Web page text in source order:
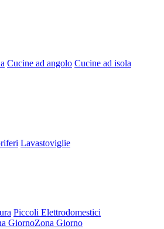
Cucine ad angolo Cucine ad isola
Lavastoviglie
Piccoli Elettrodomestici
Zona Giorno